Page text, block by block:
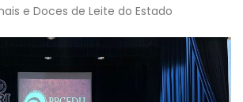
e Doces de Leite do Estado